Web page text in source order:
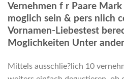
Vernehmen f r Paare
moglich sein & pers nlich
Vornamen-Liebestest
Moglichkeiten Unter
Mittels ausschlie?lich 10